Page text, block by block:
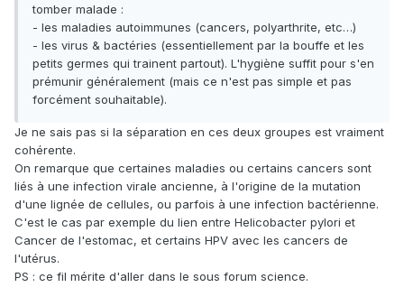
tomber malade :
- les maladies autoimmunes (cancers, polyarthrite, etc…)
- les virus & bactéries (essentiellement par la bouffe et les
petits germes qui trainent partout). L'hygiène suffit pour s'en
prémunir généralement (mais ce n'est pas simple et pas
forcément souhaitable).
Je ne sais pas si la séparation en ces deux groupes est vraiment
cohérente.
On remarque que certaines maladies ou certains cancers sont
liés à une infection virale ancienne, à l'origine de la mutation
d'une lignée de cellules, ou parfois à une infection bactérienne.
C'est le cas par exemple du lien entre Helicobacter pylori et
Cancer de l'estomac, et certains HPV avec les cancers de
l'utérus.
PS : ce fil mérite d'aller dans le sous forum science.